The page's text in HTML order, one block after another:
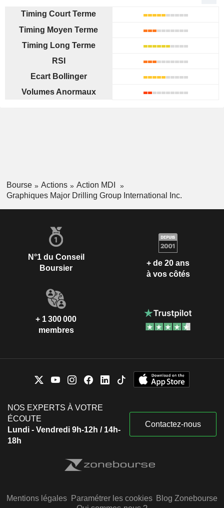
Timing Court Terme
Timing Moyen Terme
Timing Long Terme
RSI
Ecart Bollinger
Volumes Anormaux
Bourse Actions
Action MDI
Graphiques Major Drilling Group International Inc.
N°1 du Conseil
Boursier
+ de 20 ans
à vos côtés
+ 1 300 000
membres
NOS EXPERTS À VOTRE
ÉCOUTE
Lundi - Vendredi 9h-12h / 14h-
18h
Contactez-nous
Mentions légales Paramétrer les cookies Blog Zonebourse